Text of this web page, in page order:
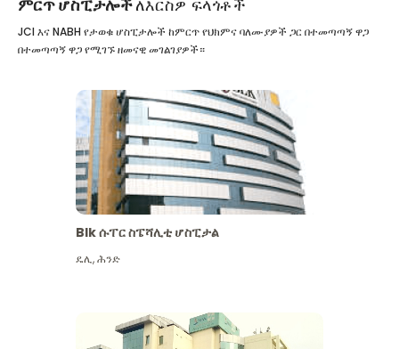
ምርጥ ሆስፒታሎችለእርስዎ ፍላጎቶች
JCI እና NABH የታወቁ ሆስፒታሎች ከምርጥ የህክምና ባለሙያዎች ጋር በተመጣጣኝ ዋጋ
በተመጣጣኝ ዋጋ የሚገኙ ዘመናዊ መገልገያዎች።
Blk ሱፐር ስፔሻሊቲ ሆስፒታል
ዴሊ,ሕንድ